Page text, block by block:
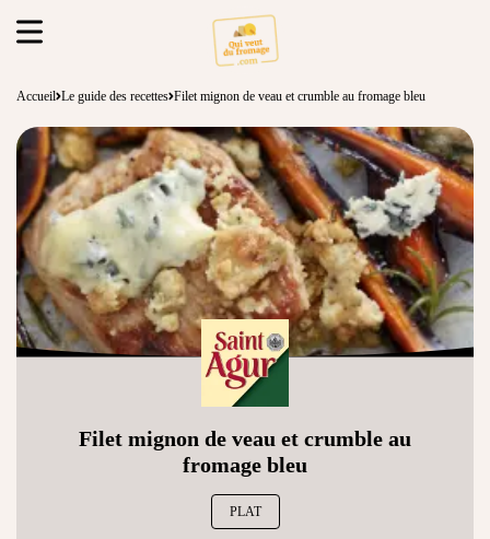
Accueil Le guide des recettes Filet mignon de veau et crumble au fromage bleu
Filet mignon de veau et crumble au
fromage bleu
PLAT